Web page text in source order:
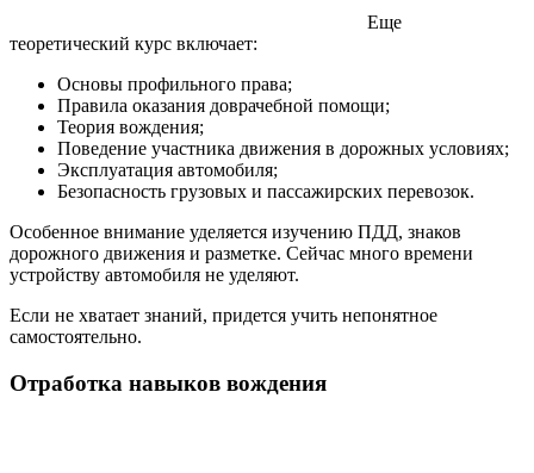
Еще
теоретический курс включает:
Основы профильного права;
Правила оказания доврачебной помощи;
Теория вождения;
Поведение участника движения в дорожных условиях;
Эксплуатация автомобиля;
Безопасность грузовых и пассажирских перевозок.
Особенное внимание уделяется изучению ПДД, знаков
дорожного движения и разметке. Сейчас много времени
устройству автомобиля не уделяют.
Если не хватает знаний, придется учить непонятное
самостоятельно.
Отработка навыков вождения